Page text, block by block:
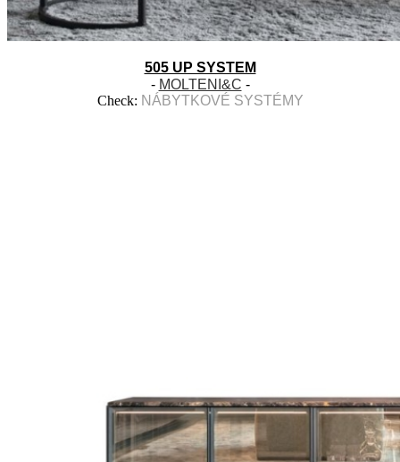
505 UP SYSTEM
- MOLTENI&C -
Check: NÁBYTKOVÉ SYSTÉMY